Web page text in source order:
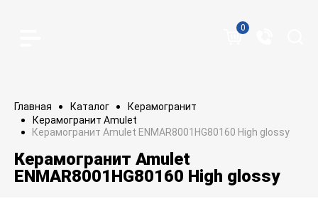
0
Главная Каталог
Керамогранит
Керамогранит Amulet
Керамогранит Amulet ENMAR8001HG80160 High glossy
Керамогранит Amulet
ENMAR8001HG80160 High glossy